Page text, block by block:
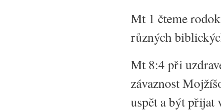
Mt 1 čteme
různých
Mt 8:4 při
závaznost
uspět a být přijat